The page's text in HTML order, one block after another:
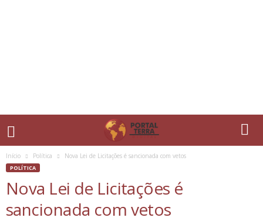
Início Política Nova Lei de Licitações é sancionada com vetos
POLÍTICA
Nova Lei de Licitações é
sancionada com vetos